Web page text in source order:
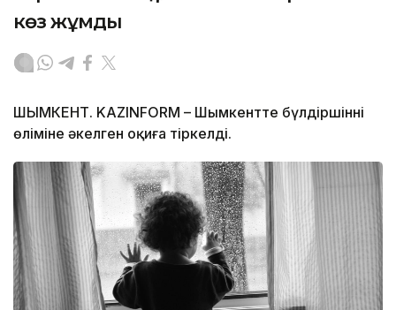
көз жұмды
ШЫМКЕНТ. KAZINFORM – Шымкентте бүлдіршіннің
өліміне әкелген оқиға тіркелді.